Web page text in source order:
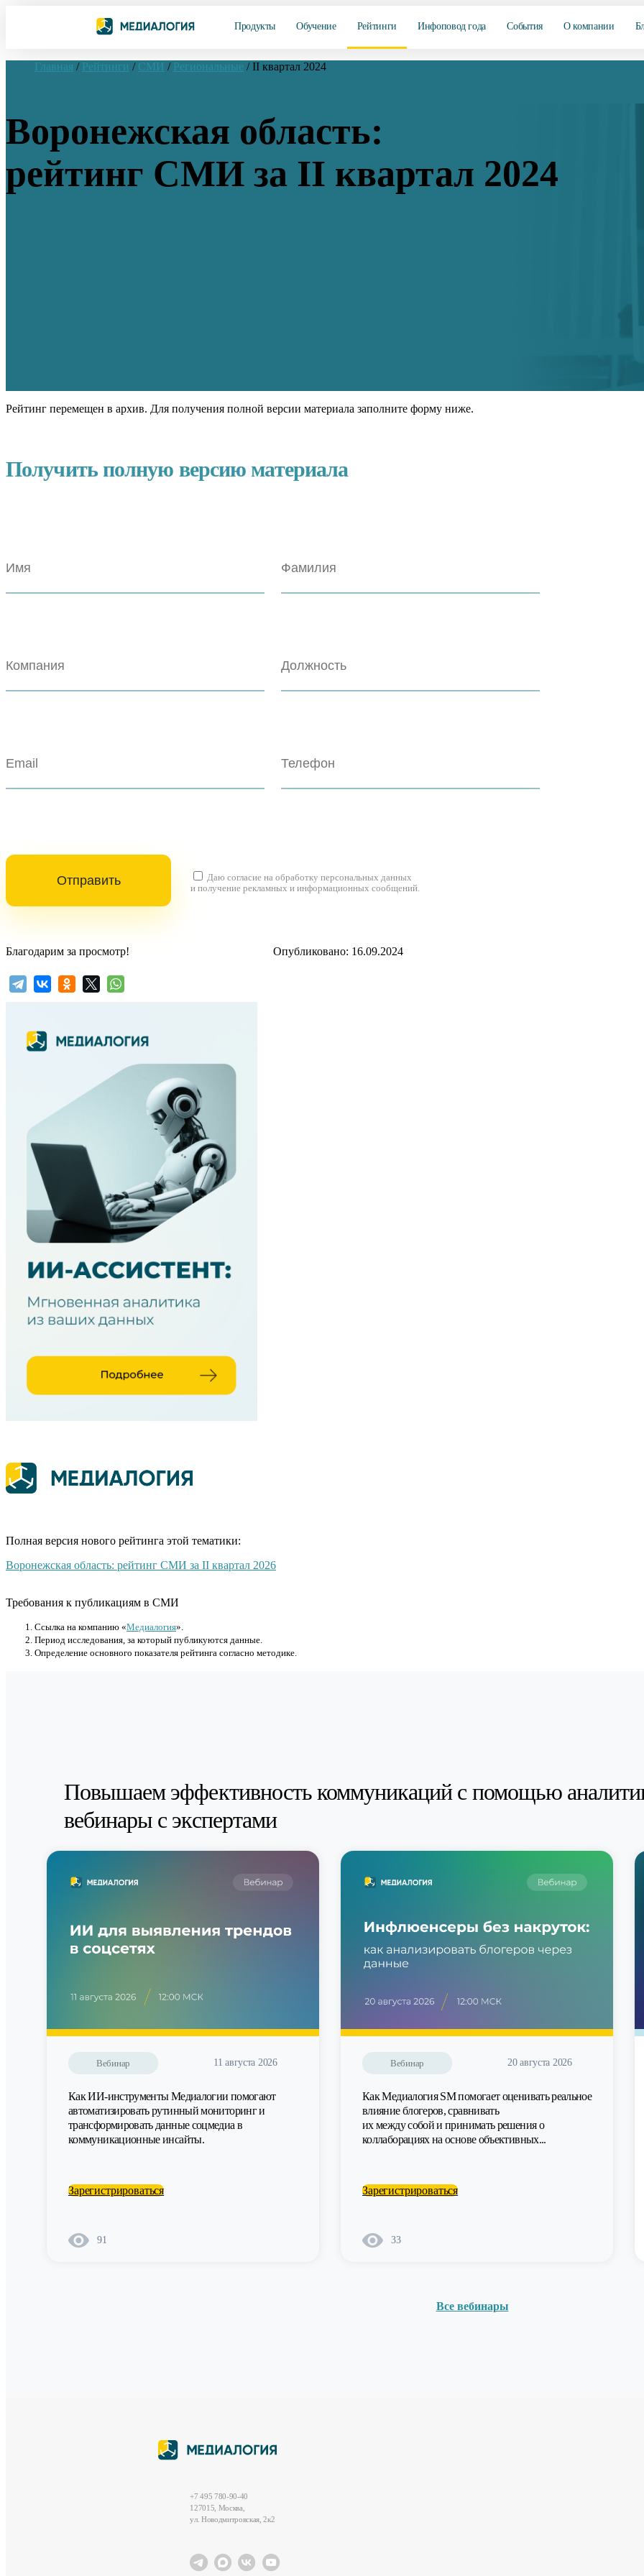
Продукты Обучение Рейтинги Инфоповод года События О компании
Главная / Рейтинги / СМИ / Региональные / II квартал 2024
Воронежская область:
рейтинг СМИ за II квартал 2024
Рейтинг перемещен в архив. Для получения полной версии материала заполните форму ниже.
Получить полную версию материала
Даю согласие на обработку персональных данных
и получение рекламных и информационных сообщений.
Благодарим за просмотр! Опубликовано: 16.09.2024
Полная версия нового рейтинга этой тематики:
Воронежская область: рейтинг СМИ за II квартал 2026
Требования к публикациям в СМИ
Cсылка на компанию «Медиалогия».
Период исследования, за который публикуются данные.
Определение основного показателя рейтинга согласно методике.
Повышаем эффективность коммуникаций с помощью
вебинары с экспертами
Вебинар 11 августа 2026
Как ИИ-инструменты Медиалогии помогают
автоматизировать рутинный мониторинг и
трансформировать данные соцмедиа в
коммуникационные инсайты.
Зарегистрироваться
91
Вебинар 20 августа 2026
Как Медиалогия SM помогает оценивать реальное
влияние блогеров, сравнивать
их между собой и принимать решения о
коллаборациях на основе объективных...
Зарегистрироваться
33
Все вебинары
+7 495 780-90-40
127015, Москва,
ул. Новодмитровская, 2к2